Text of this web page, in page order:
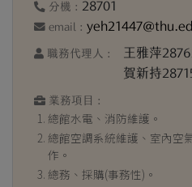
分機 : 28701
email :
職務代理人 :
王雅萍
賀新持
業務項目 :
總館水電、消防維護。
總館空調系統維護、室內空
作。
總務、採購(事務性)。